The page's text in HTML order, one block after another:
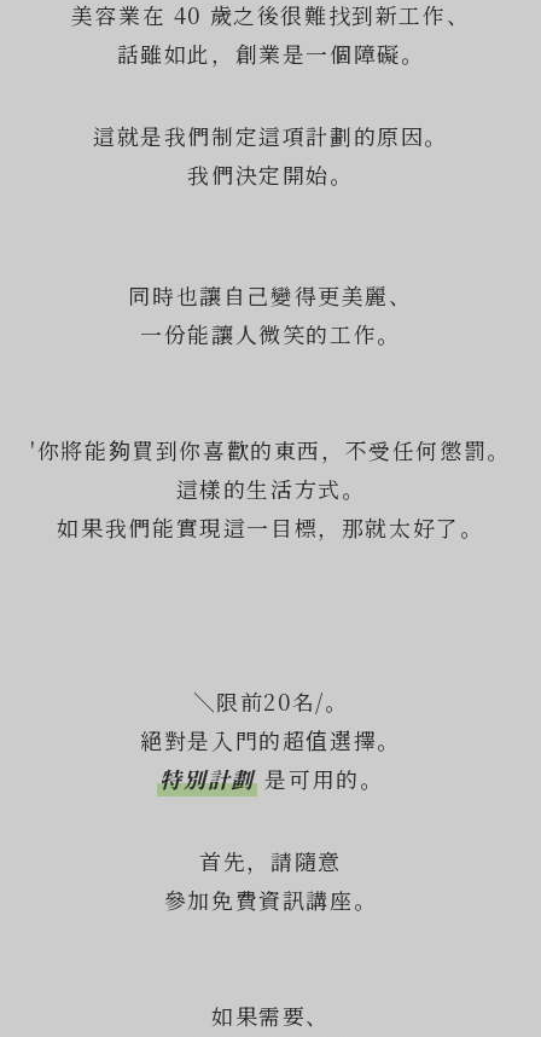
美容業在 40 歲之後很難找到新工作、
話雖如此，創業是一個障礙。
這就是我們制定這項計劃的原因。
我們決定開始。
同時也讓自己變得更美麗、
一份能讓人微笑的工作。
'你將能夠買到你喜歡的東西，不受任何懲罰。
這樣的生活方式。
如果我們能實現這一目標，那就太好了。
＼限前20名/。
絕對是入門的超值選擇。
特別計劃是可用的。
首先，請隨意
參加免費資訊講座。
如果需要、